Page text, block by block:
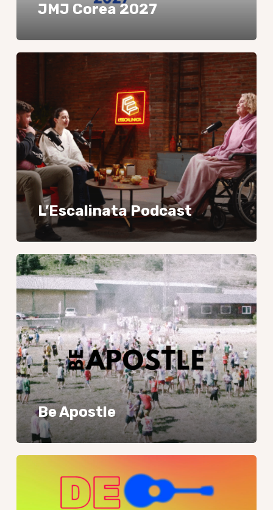
JMJ Corea 2027
L’Escalinata
L’Escalinata Podcast
Be
Apostle
Be Apostle
De